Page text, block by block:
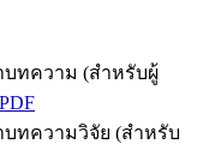
บทความ (สำหรับผู้
PDF
ทความวิจัย (สำหรับ